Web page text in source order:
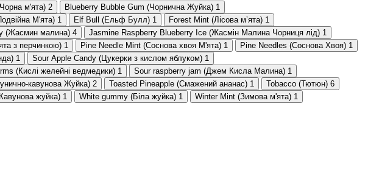
м'ята) 2 Blueberry Bubble Gum (Чорнична Жуйка) 1
М'ята) 1 Elf Bull (Ельф Булл) 1 Forest Mint (Лісова мʼята) 1
(Жасмин малина) 4 Jasmine Raspberry Blueberry Ice (Жасмін Малина Чорниця лід) 1
з перчинкою) 1 Pine Needle Mint (Соснова хвоя М'ята) 1 Pine Needles (Соснова Хвоя) 1
1 Sour Apple Candy (Цукерки з кислом яблуком) 1
(Кислі желейні ведмедики) 1 Sour raspberry jam (Джем Кисла Малина) 1
кавунова Жуйка) 2 Toasted Pineapple (Смажений ананас) 1 Tobacco (Тютюн) 6
жуйка) 1 White gummy (Біла жуйка) 1 Winter Mint (Зимова м'ята) 1